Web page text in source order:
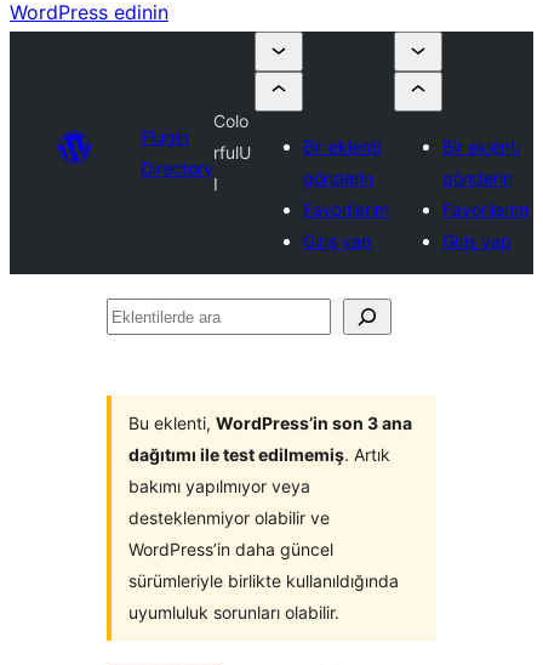
WordPress edinin
Plugin
Directory
Colo
rfulU
I
Bir eklenti
gönderin
Favorilerim
Giriş yap
Bir eklenti
gönderin
Favorilerim
Giriş yap
Eklentilerde
Bu eklenti, WordPress’in son 3 ana
dağıtımı ile test edilmemiş. Artık
bakımı yapılmıyor veya
desteklenmiyor olabilir ve
WordPress’in daha güncel
sürümleriyle birlikte kullanıldığında
uyumluluk sorunları olabilir.